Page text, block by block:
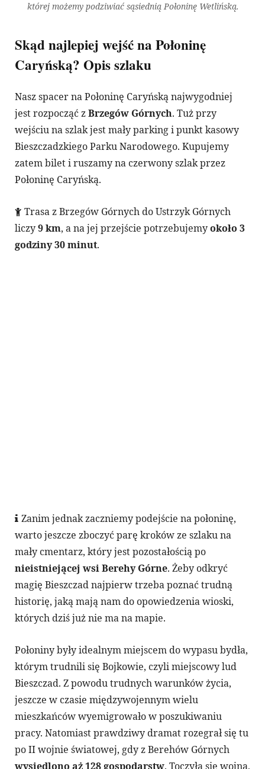
której możemy podziwiać sąsiednią Połoninę Wetlińską.
Skąd najlepiej wejść na Połoninę
Caryńską? Opis szlaku
Nasz spacer na Połoninę Caryńską najwygodniej
jest rozpocząć zBrzegów Górnych. Tuż przy
wejściu na szlak jest mały parking i punkt kasowy
Bieszczadzkiego Parku Narodowego. Kupujemy
zatem bilet i ruszamy na czerwony szlak przez
Połoninę Caryńską.
Trasa z Brzegów Górnych do Ustrzyk Górnych
liczy9 km, a na jej przejście potrzebujemyokoło 3
godziny 30 minut.
Zanim jednak zaczniemy podejście na połoninę,
warto jeszcze zboczyć parę kroków ze szlaku na
mały cmentarz, który jest pozostałością po
nieistniejącej wsi Berehy Górne. Żeby odkryć
magię Bieszczad najpierw trzeba poznać trudną
historię, jaką mają nam do opowiedzenia wioski,
których dziś już nie ma na mapie.
Połoniny były idealnym miejscem do wypasu bydła,
którym trudnili się Bojkowie, czyli miejscowy lud
Bieszczad. Z powodu trudnych warunków życia,
jeszcze w czasie międzywojennym wielu
mieszkańców wyemigrowało w poszukiwaniu
pracy. Natomiast prawdziwy dramat rozegrał się tu
po II wojnie światowej, gdy z Berehów Górnych
wysiedlono aż 128 gospodarstw. Toczyła się wojna,